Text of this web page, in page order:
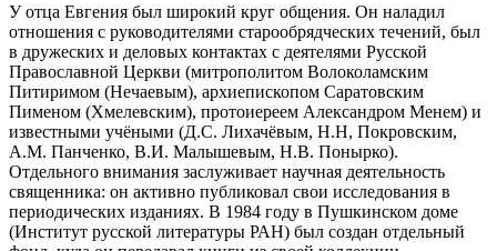
У отца Евгения был широкий круг общения. Он наладил
отношения с руководителями старообрядческих течений, был
в дружеских и деловых контактах с деятелями Русской
Православной Церкви (митрополитом Волоколамским
Питиримом (Нечаевым), архиепископом Саратовским
Пименом (Хмелевским), протоиереем Александром Менем) и
известными учёными (Д.С. Лихачёвым, Н.Н, Покровским,
А.М. Панченко, В.И. Малышевым, Н.В. Понырко).
Отдельного внимания заслуживает научная деятельность
священника: он активно публиковал свои исследования в
периодических изданиях. В 1984 году в Пушкинском доме
(Институт русской литературы РАН) был создан отдельный